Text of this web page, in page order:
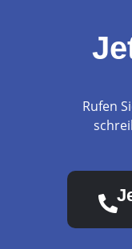
Rufen